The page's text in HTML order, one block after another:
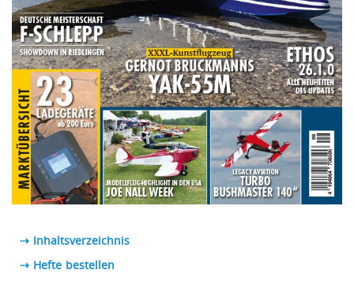
⇢ Inhaltsverzeichnis
⇢ Hefte bestellen